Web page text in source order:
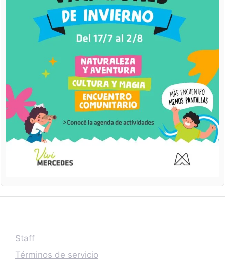
Staff
Términos de servicio